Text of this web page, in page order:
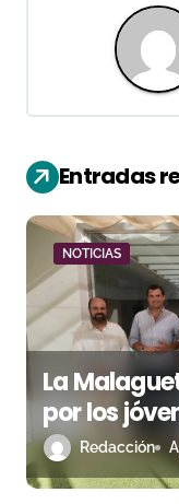
i
ó
n
d
e
e
n
t
r
Entradas
NOTICIAS
La
por los
un euro
Redacción